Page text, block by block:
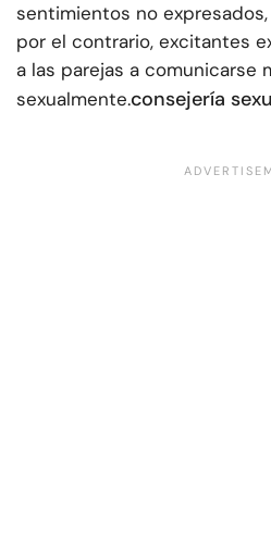
sentimientos no
por el contrario, excitantes
a las parejas a comunicarse
sexualmente.consejería